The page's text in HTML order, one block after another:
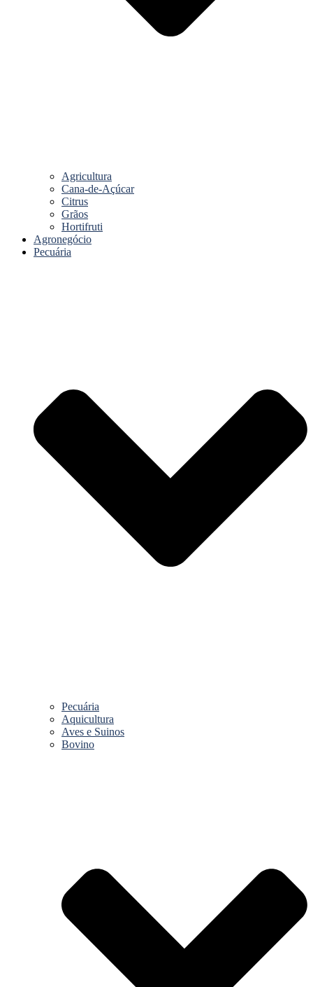
Agricultura
Cana-de-Açúcar
Citrus
Grãos
Hortifruti
Agronegócio
Pecuária
Pecuária
Aquicultura
Aves e Suinos
Bovino